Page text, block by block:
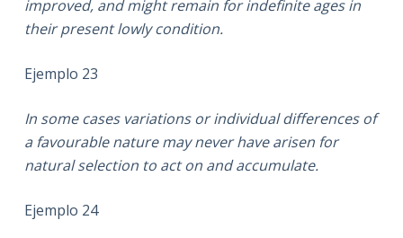
improved, and might remain for indefinite ages in
their present lowly condition.
Ejemplo 23
In some cases variations or individual differences of
a favourable nature may never have arisen for
natural selection to act on and accumulate.
Ejemplo 24